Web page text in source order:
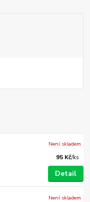
95 Kč/ks
Není skladem
Detail
Není skladem